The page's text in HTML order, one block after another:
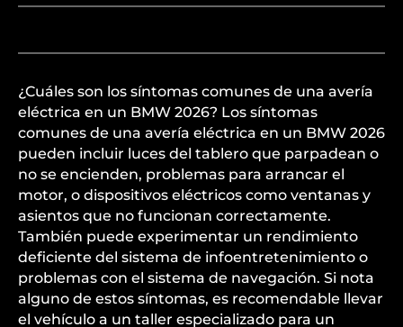
¿Cuáles son los síntomas comunes de una avería
eléctrica en un BMW 2026? Los síntomas
comunes de una avería eléctrica en un BMW 2026
pueden incluir luces del tablero que parpadean o
no se encienden, problemas para arrancar el
motor, o dispositivos eléctricos como ventanas y
asientos que no funcionan correctamente.
También puede experimentar un rendimiento
deficiente del sistema de infoentretenimiento o
problemas con el sistema de navegación. Si nota
alguno de estos síntomas, es recomendable llevar
el vehículo a un taller especializado para un